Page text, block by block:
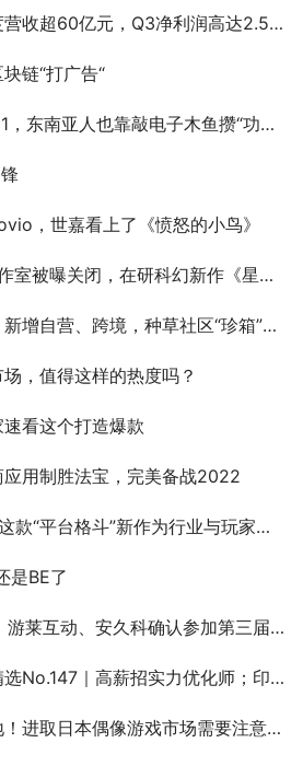
收超60亿元，Q3净利润高达2.5亿元
链“打广告“
东南亚人也靠敲电子木鱼攒“功德”？
，世嘉看上了《愤怒的小鸟》
曝关闭，在研科幻新作《星脉》已取消
营、跨境，种草社区“珍箱”升级为“逛逛”
，值得这样的热度吗？
看这个打造爆款
用制胜法宝，完美备战2022
台格斗”新作为行业与玩家带来了什么？
是BE了
确认参加第三届全球产品与增长大会-游戏研发发行对接会
化师；印度开发者寻广告变现平台；H5小游戏/休闲打螺丝游戏找海外发行
取日本偶像游戏市场需要注意什么？